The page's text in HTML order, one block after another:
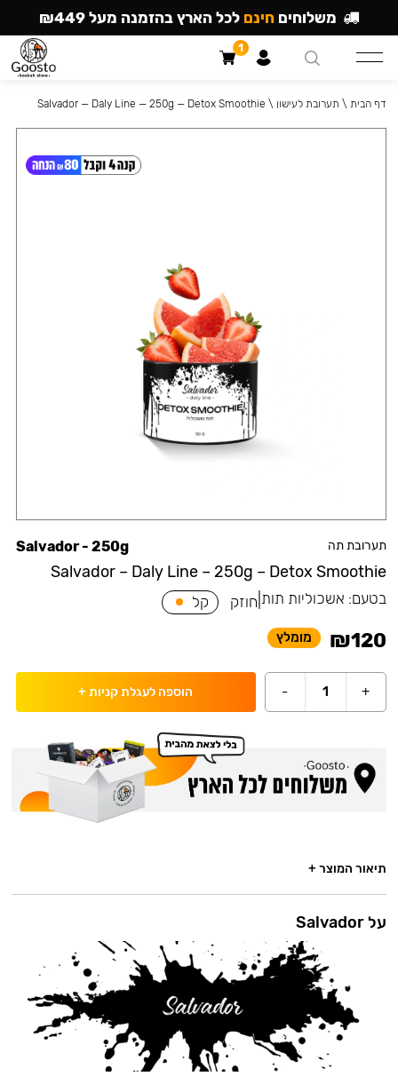
תערובת תה
Salvador – Daly Line – 250g – Detox Smoothie
Salvador - 250g
בטעם: אשכוליות תות חוזק קל
₪120 מומלץ
+
1
- הוספה לעגלת קניות +
דף הבית \ תערובת לעישון \
Salvador — Daly Line — 250g — Detox Smoothie
תיאור המוצר +
על Salvador
משלוחים חינם לכל הארץ בהזמנה מעל ₪449
1